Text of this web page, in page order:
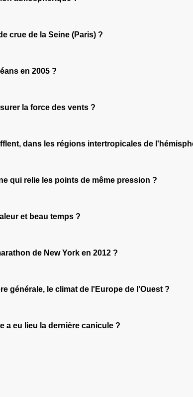
crue de la Seine (Paris) ?
en 2005 ?
la force des vents ?
dans les régions intertropicales de
qui relie les points de même pression ?
et beau temps ?
de New York en 2012 ?
générale, le climat de l'Europe de l'Ouest ?
a eu lieu la dernière canicule ?